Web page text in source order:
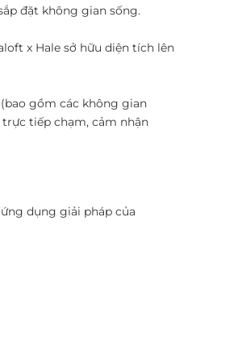
đặt không gian sống.
x Hale sở hữu diện tích lên
gồm các không gian
tiếp chạm, cảm nhận
dụng giải pháp của